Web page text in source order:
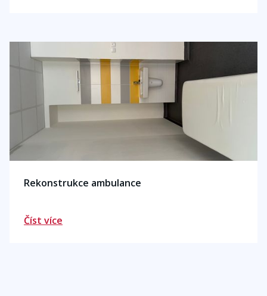
Rekonstrukce ambulance
Číst více